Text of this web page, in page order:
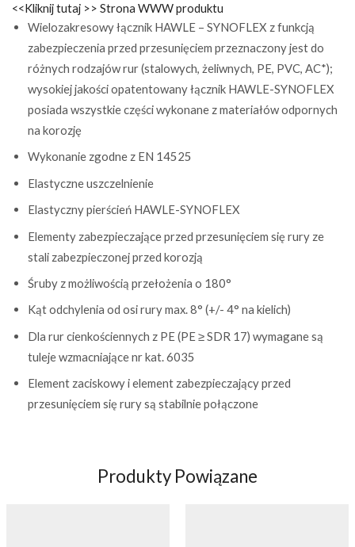
<<Kliknij tutaj >> Strona WWW produktu
Wielozakresowy łącznik HAWLE – SYNOFLEX z funkcją
zabezpieczenia przed przesunięciem przeznaczony jest do
różnych rodzajów rur (stalowych, żeliwnych, PE, PVC, AC*);
wysokiej jakości opatentowany łącznik HAWLE-SYNOFLEX
posiada wszystkie części wykonane z materiałów odpornych
na korozję
Wykonanie zgodne z EN 14525
Elastyczne uszczelnienie
Elastyczny pierścień HAWLE-SYNOFLEX
Elementy zabezpieczające przed przesunięciem się rury ze
stali zabezpieczonej przed korozją
Śruby z możliwością przełożenia o 180°
Kąt odchylenia od osi rury max. 8° (+/- 4° na kielich)
Dla rur cienkościennych z PE (PE ≥ SDR 17) wymagane są
tuleje wzmacniające nr kat. 6035
Element zaciskowy i element zabezpieczający przed
przesunięciem się rury są stabilnie połączone
Produkty Powiązane